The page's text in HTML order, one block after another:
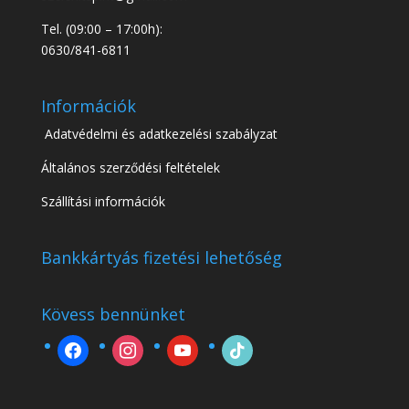
Tel. (09:00 – 17:00h):
0630/841-6811
Információk
Adatvédelmi és adatkezelési szabályzat
Általános szerződési feltételek
Szállítási információk
Bankkártyás fizetési lehetőség
Kövess bennünket
facebook instagramyoutube tiktok